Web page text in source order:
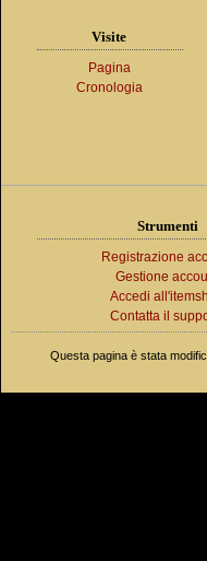
Visite
Pagina
Cronologia
Strumenti
Registrazione
Gestione
Accedi
Contatta il
Questa pagina è stata